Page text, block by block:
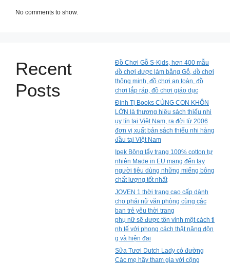
No comments to show.
Recent
Posts
Đồ Chơi Gỗ S-Kids, hơn 400 mẫu
đồ chơi được làm bằng Gỗ, đồ chơi
thông minh, đồ chơi an toàn, đồ
chơi lắp ráp, đồ chơi giáo dục
Đinh Tị Books CÙNG CON KHÔN
LỚN là thương hiệu sách thiếu nhi
uy tín tại Việt Nam, ra đời từ 2006
đơn vị xuất bản sách thiếu nhi hàng
đầu tại Việt Nam
Ipek Bông tẩy trang 100% cotton tự
nhiên Made in EU mang đến tay
người tiêu dùng những miếng bông
chất lượng tốt nhất
JOVEN 1 thời trang cao cấp dành
cho phái nữ văn phòng cùng các
bạn trẻ yêu thời trang
phụ nữ sẽ được tôn vinh một cách ti
nh tế với phong cách thật năng độn
g và hiện đại
Sữa Tươi Dutch Lady có đường
Các mẹ hãy tham gia với cộng